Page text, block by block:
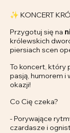
✨ KONCERT
Przygotuj się na
królewskich
piersiach scen
To koncert, który
pasją, humorem i
okazji!
Co Cię czeka?
- Porywające
czardasze i